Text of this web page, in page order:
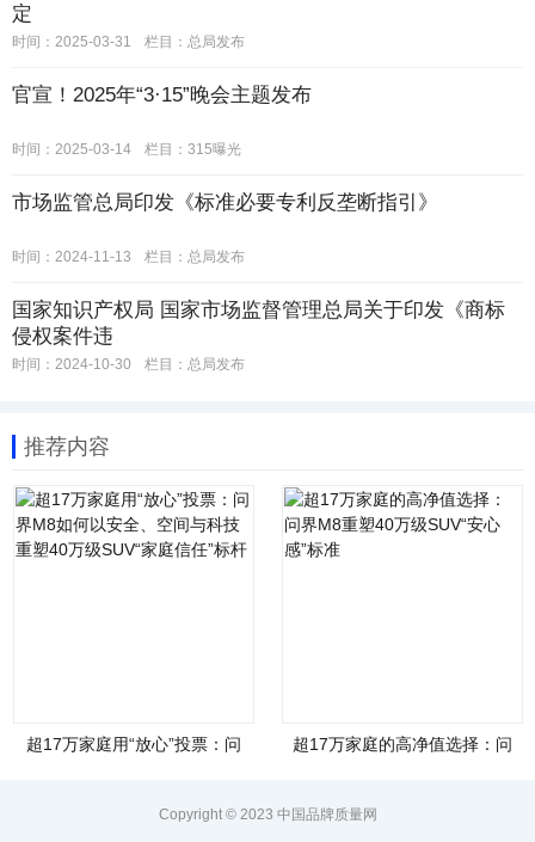
定
时间：2025-03-31 栏目： 总局发布
官宣！2025年“3·15”晚会主题发布
时间：2025-03-14 栏目： 315曝光
市场监管总局印发《标准必要专利反垄断指引》
时间：2024-11-13 栏目： 总局发布
国家知识产权局 国家市场监督管理总局关于印发《商标
侵权案件违
时间：2024-10-30 栏目： 总局发布
推荐内容
超17万家庭用“放心”投票：问
超17万家庭的高净值选择：问
Copyright © 2023 中国品牌质量网